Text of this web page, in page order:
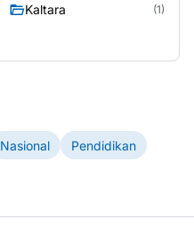
Kaltara (1)
Nasional
Pendidikan